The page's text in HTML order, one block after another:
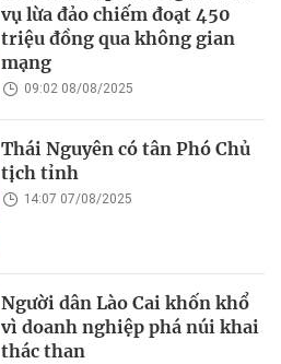
vụ lừa đảo chiếm đoạt 450
triệu đồng qua không gian
mạng
09:02 08/08/2025
Thái Nguyên có tân Phó Chủ
tịch tỉnh
14:07 07/08/2025
Người dân Lào Cai khốn khổ
vì doanh nghiệp phá núi khai
thác than